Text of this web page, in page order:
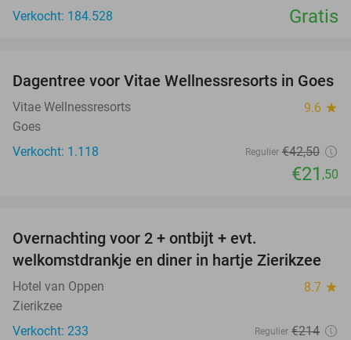
Verkocht: 184.528
Gratis
49%
Dagentree voor Vitae Wellnessresorts in Goes
Vitae Wellnessresorts 9.6 star
Goes
Verkocht: 1.118
Regulier €42,50
€21 ,50
Overnachting voor 2 + ontbijt + evt.
welkomstdrankje en diner in hartje Zierikzee
Hotel van Oppen 8.7 star
Zierikzee
Verkocht: 233
Regulier €214